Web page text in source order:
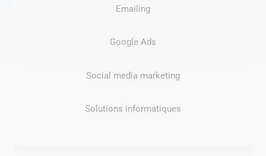
Emailing
Google Ads
Social media marketing
Solutions informatiques